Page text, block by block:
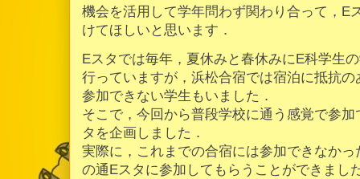
機会を活用して学年問わず関わり合って，E
けてほしいと思います．
Eスタでは毎年，夏休みと春休みにE科学生
行っていますが，浜松合宿では宿泊に抵抗
参加できない学生もいました．
そこで，今回から普段学校に通う感覚で参
タを企画しました．
実際に，これまでの合宿には参加できなか
の通Eスタに参加してもらうことができまし